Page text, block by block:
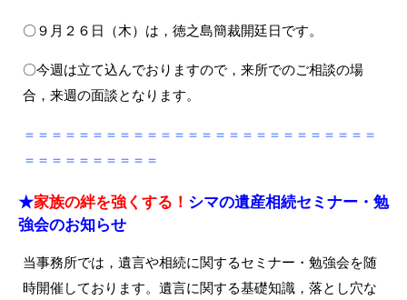
〇９月２６日（木）は，徳之島簡裁開廷日です。
〇今週は立て込んでおりますので，来所でのご相談の場
合，来週の面談となります。
＝＝＝＝＝＝＝＝＝＝＝＝＝＝＝＝＝＝＝＝＝＝＝＝＝＝
＝＝＝＝＝＝＝＝＝＝
★家族の絆を強くする！ シマの遺産相続セミナー・勉
強会のお知らせ
当事務所では，遺言や相続に関するセミナー・勉強会を随
時開催しております。遺言に関する基礎知識，落とし穴な